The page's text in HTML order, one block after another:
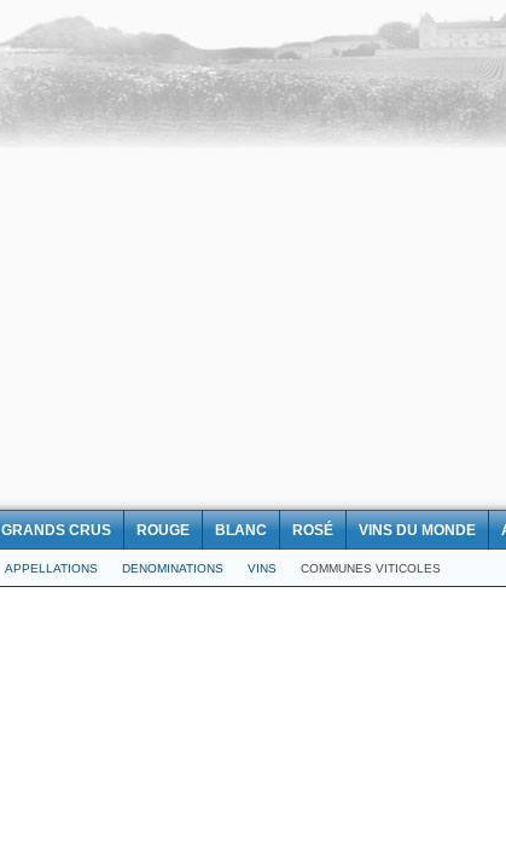
GRANDS CRUS ROUGE BLANC ROSÉ VINS DU MONDE
APPELLATIONS DENOMINATIONS VINS COMMUNES VITICOLES